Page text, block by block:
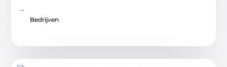
...
Bedrijven